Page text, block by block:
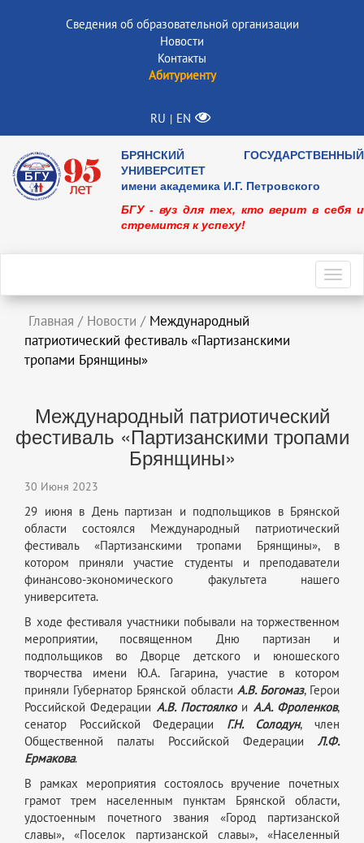
Сведения об образовательной организации
Новости
Контакты
Абитуриенту
RU | EN
БРЯНСКИЙ ГОСУДАРСТВЕННЫЙ
УНИВЕРСИТЕТ
имени академика И.Г. Петровского
БГУ - вуз для тех, кто верит в себя и
стремится к успеху!
Главная / Новости / Международный
патриотический фестиваль «Партизанскими
тропами Брянщины»
Международный патриотический
фестиваль «Партизанскими тропами
Брянщины»
30 Июня 2023
29 июня в День партизан и подпольщиков в Брянской
области состоялся Международный патриотический
фестиваль «Партизанскими тропами Брянщины», в
котором приняли участие студенты и преподаватели
финансово-экономического факультета нашего
университета.
В ходе фестиваля участники побывали на торжественном
мероприятии, посвященном Дню партизан и
подпольщиков во Дворце детского и юношеского
творчества имени Ю.А. Гагарина, участие в котором
приняли Губернатор Брянской области А.В. Богомаз, Герои
Российской Федерации А.В. Постоялкои А.А. Фроленков,
сенатор Российской Федерации Г.Н. Солодун, член
Общественной палаты Российской Федерации Л.Ф.
Ермакова.
В рамках мероприятия состоялось вручение почетных
грамот трем населенным пунктам Брянской области,
удостоенным почетного звания «Город партизанской
славы», «Поселок партизанской славы», «Населенный